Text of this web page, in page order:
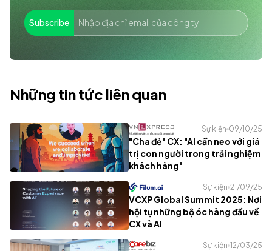
Subscribe
Những tin tức liên quan
Sự kiện 09/10/25
"Cha đẻ" CX: "AI cần neo với giá
trị con người trong trải nghiệm
khách hàng"
Sự kiện 21/09/25
VCXP Global Summit 2025: Nơi
hội tụ những bộ óc hàng đầu về
CX và AI
Sự kiện 12/03/25